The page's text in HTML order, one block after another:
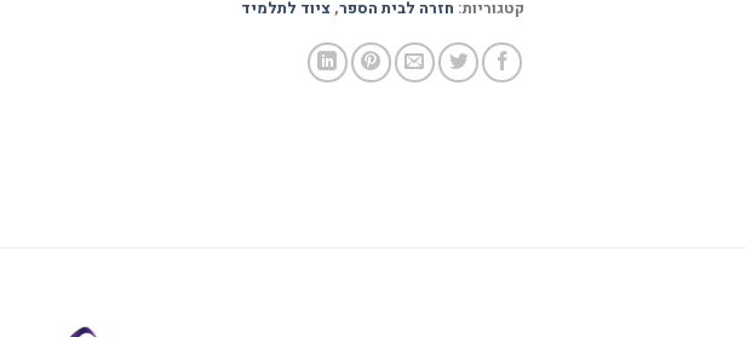
קטגוריות: חזרה לבית הספר,ציוד לתלמיד